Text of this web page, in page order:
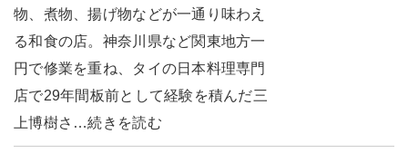
物、煮物、揚げ物などが一通り味わえ
る和食の店。神奈川県など関東地方一
円で修業を重ね、タイの日本料理専門
店で29年間板前として経験を積んだ三
上博樹さ…続きを読む